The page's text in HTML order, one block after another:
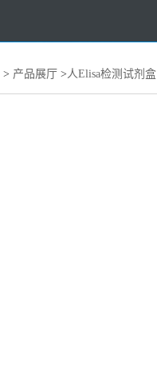
> 产品展厅 >人Elisa检测试剂盒